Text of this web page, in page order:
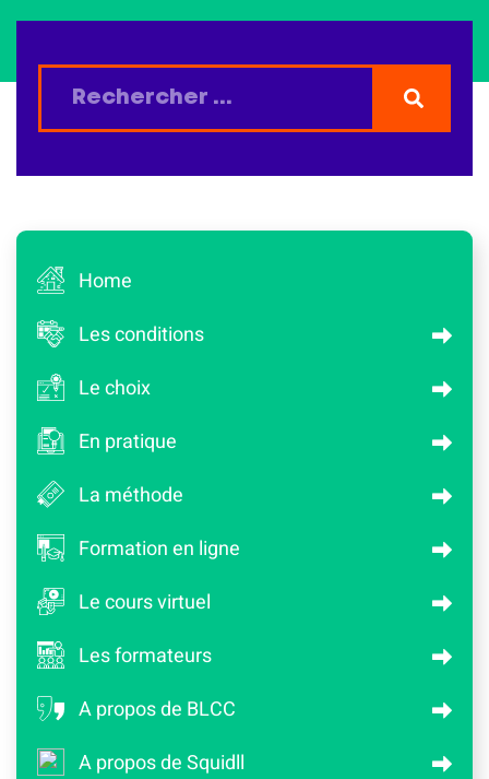
Home
Les conditions
Le choix
En pratique
La méthode
Formation en ligne
Le cours virtuel
Les formateurs
A propos de BLCC
A propos de Squidll